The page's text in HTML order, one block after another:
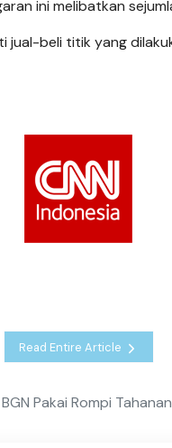
ini melibatkan
beli titik yang
Read Entire Article
Pakai Rompi